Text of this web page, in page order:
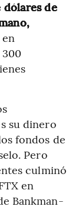
dólares de
su dinero
fondos de
Pero
culminó
en
Bankman-